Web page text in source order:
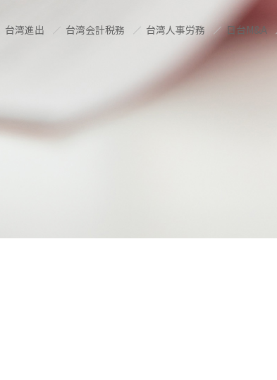
台湾進出 台湾会計税務 台湾人事労務 日台M&A